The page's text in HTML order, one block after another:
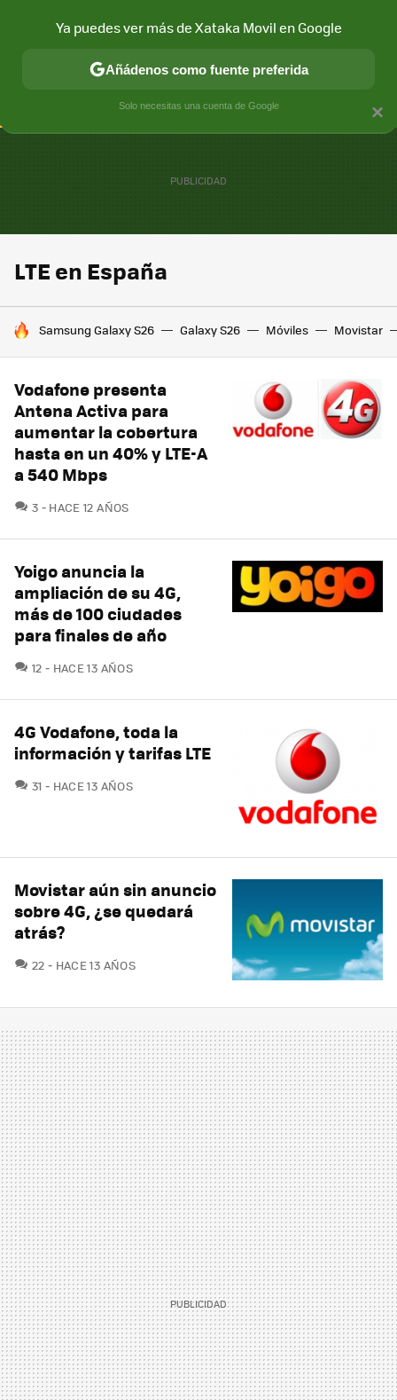
CONECTIVIDAD MÓVIL Y SOCIEDAD APLICACIONES
LTE en España
HOY SE HABLA DE
Samsung Galaxy S26 Galaxy S26 Móviles Movistar
Vodafone presenta
Antena Activa para
aumentar la cobertura
hasta en un 40% y LTE-A
a 540 Mbps
3 COMENTARIOS
HACE 12 AÑOS
Yoigo anuncia la
ampliación de su 4G,
más de 100 ciudades
para finales de año
12 COMENTARIOS
HACE 13 AÑOS
4G Vodafone, toda la
información y tarifas LTE
31 COMENTARIOS
HACE 13 AÑOS
Movistar aún sin anuncio
sobre 4G, ¿se quedará
atrás?
22 COMENTARIOS
HACE 13 AÑOS
×
Ya puedes ver más de Xataka Movil en Google
Añádenos como fuente preferida
Solo necesitas una cuenta de Google